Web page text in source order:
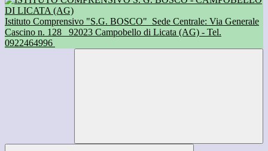
Istituto Comprensivo "S.G. BOSCO" Sede Centrale: Via Generale
Cascino n. 128
92023 Campobello di Licata (AG) - Tel.
0922464996